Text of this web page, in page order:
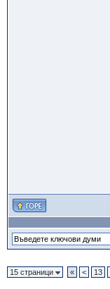
15 страници « < 13